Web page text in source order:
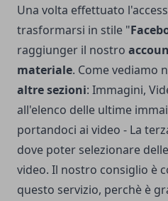
Una volta effettuato
trasformarsi in stile "
raggiunger il nostro
materiale. Come vediamo
altre sezioni: Immagini,
all'elenco delle ultime
portandoci ai video - La
dove poter selezionare
video. Il nostro consiglio è
questo servizio, perchè è